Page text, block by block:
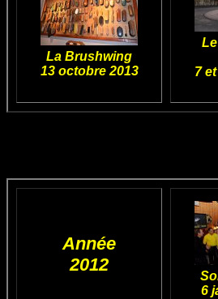
La Brushwing
13 octobre 2013
7
Année
2012
6